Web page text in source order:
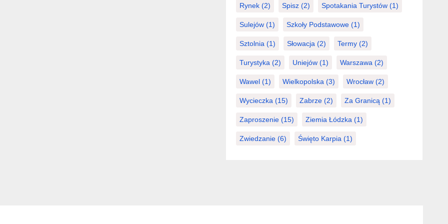
Rynek (2) Spisz (2) Spotakania Turystów (1)
Sulejów (1) Szkoły Podstawowe (1)
Sztolnia (1) Słowacja (2) Termy (2)
Turystyka (2) Uniejów (1) Warszawa (2)
Wawel (1) Wielkopolska (3) Wrocław (2)
Wycieczka (15) Zabrze (2) Za Granicą (1)
Zaproszenie (15) Ziemia Łódzka (1)
Zwiedzanie (6) Święto Karpia (1)